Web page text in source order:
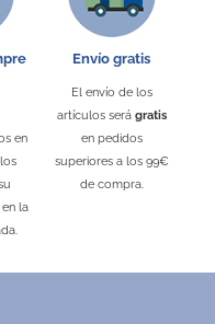
en
la
Envío gratis
El envío de los
artículos será gratis
en pedidos
superiores a los 99€
de compra.